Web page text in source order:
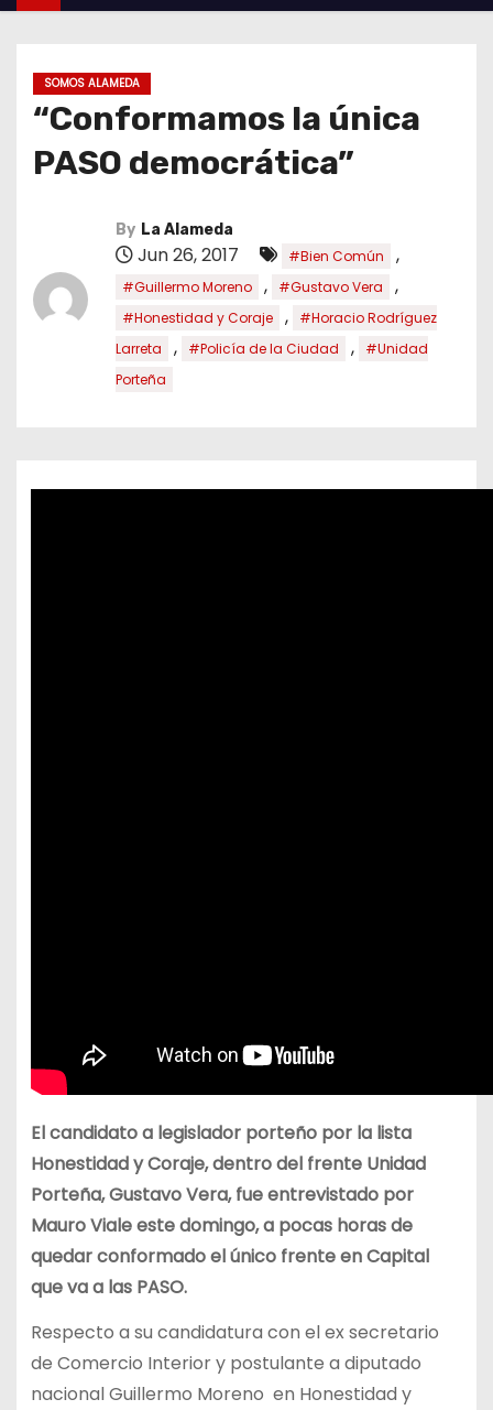
SOMOS ALAMEDA
“Conformamos la única
PASO democrática”
By La Alameda
Jun 26, 2017 #Bien Común ,
#Guillermo Moreno , #Gustavo Vera ,
#Honestidad y Coraje ,
#Horacio Rodríguez
Larreta
, #Policía de la Ciudad ,
#Unidad
Porteña
El candidato a legislador porteño por la lista
Honestidad y Coraje, dentro del frente Unidad
Porteña, Gustavo Vera, fue entrevistado por
Mauro Viale este domingo, a pocas horas de
quedar conformado el único frente en Capital
que va a las PASO.
Respecto a su candidatura con el ex secretario
de Comercio Interior y postulante a diputado
nacional Guillermo Moreno en Honestidad y